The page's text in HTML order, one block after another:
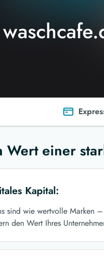
Wert einer
Kapital:
sind wie wertvolle Marken
den Wert Ihres